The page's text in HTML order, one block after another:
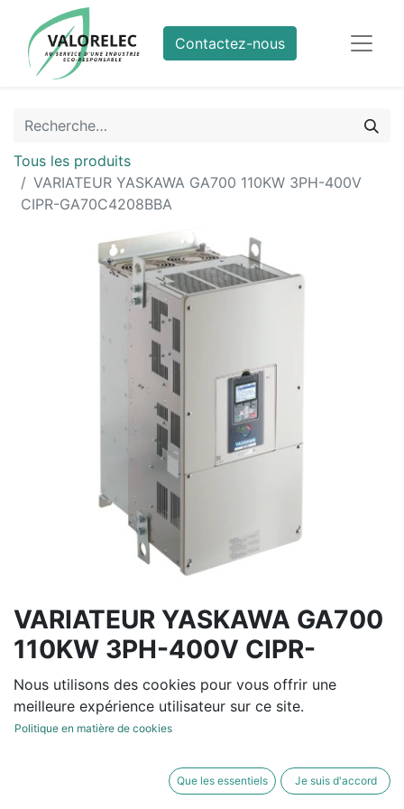
Contactez-nous
Tous les produits
VARIATEUR YASKAWA GA700 110KW 3PH-400V
CIPR-GA70C4208BBA
VARIATEUR YASKAWA GA700
110KW 3PH-400V CIPR-
GA70C4208BBA
Variateur de fréquence tension entrée de 380V à 480V
-15/+10% 50/60Hz +/-5%
Normal Duty : 208 A / 110 KW - Heavy Duty: 180 A /
Nous utilisons des cookies pour vous offrir une
meilleure expérience utilisateur sur ce site.
Politique en matière de cookies
Que les essentiels Je suis d'accord